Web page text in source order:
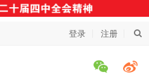
登录 注册